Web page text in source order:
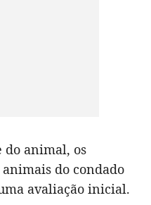
do animal, os
do condado
avaliação inicial.